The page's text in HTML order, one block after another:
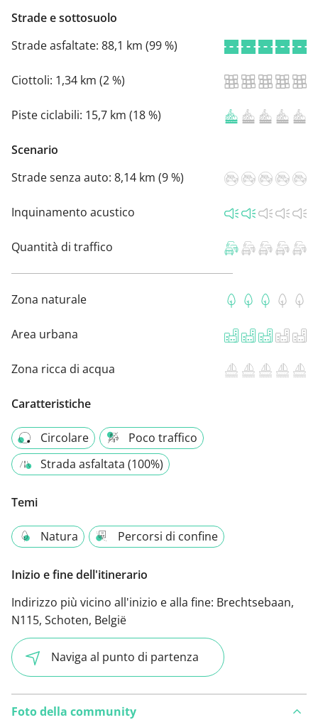
Strade e sottosuolo
Strade asfaltate: 88,1 km (99 %)
Ciottoli: 1,34 km (2 %)
Piste ciclabili: 15,7 km (18 %)
Scenario
Strade senza auto: 8,14 km (9 %)
Inquinamento acustico
Quantità di traffico
Zona naturale
Area urbana
Zona ricca di acqua
Caratteristiche
Circolare
Poco traffico
Strada asfaltata (100%)
Temi
Natura Percorsi di confine
Inizio e fine dell'itinerario
Indirizzo più vicino all'inizio e alla fine: Brechtsebaan,
N115, Schoten, België
Naviga al punto di partenza
Foto della community